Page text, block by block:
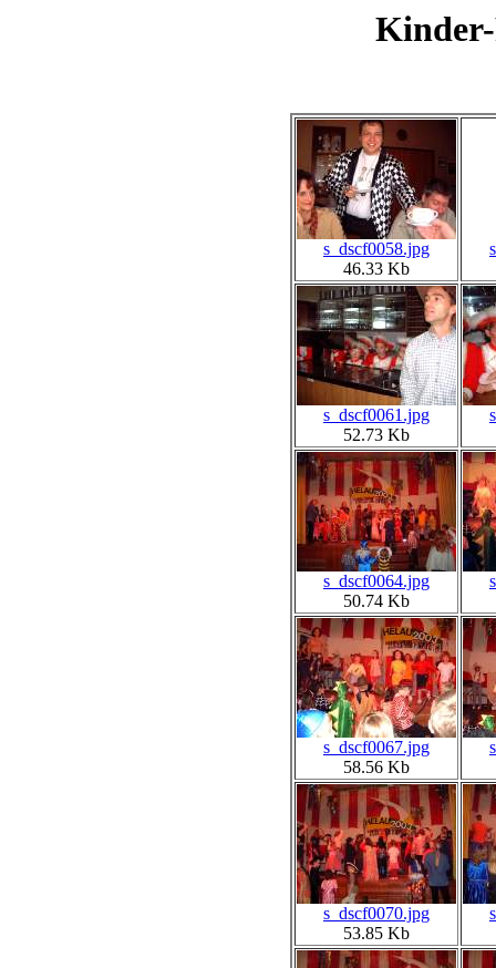
Kinder-
s_dscf0058.jpg
46.33 Kb
s_dscf0061.jpg
52.73 Kb
s_dscf0064.jpg
50.74 Kb
s_dscf0067.jpg
58.56 Kb
s_dscf0070.jpg
53.85 Kb